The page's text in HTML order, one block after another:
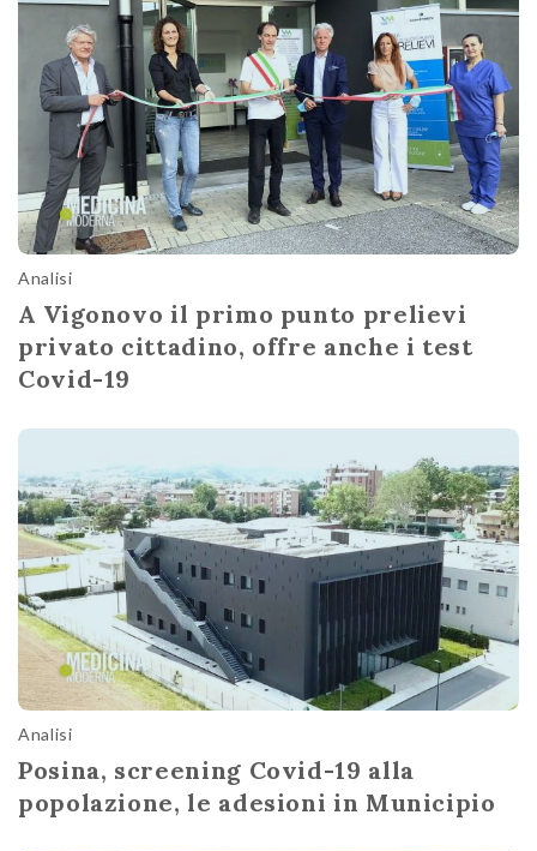
Analisi
A Vigonovo il primo punto prelievi
privato cittadino, offre anche i test
Covid-19
Analisi
Posina, screening Covid-19 alla
popolazione, le adesioni in Municipio